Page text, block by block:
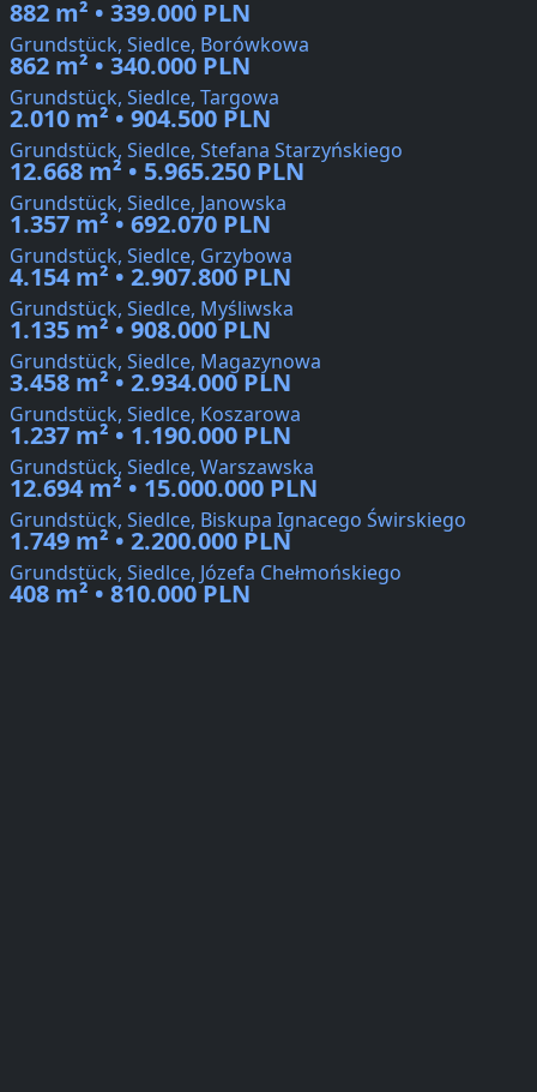
882 m² • 339.000 PLN
Grundstück, Siedlce, Borówkowa
862 m² • 340.000 PLN
Grundstück, Siedlce, Targowa
2.010 m² • 904.500 PLN
Grundstück, Siedlce, Stefana Starzyńskiego
12.668 m² • 5.965.250 PLN
Grundstück, Siedlce, Janowska
1.357 m² • 692.070 PLN
Grundstück, Siedlce, Grzybowa
4.154 m² • 2.907.800 PLN
Grundstück, Siedlce, Myśliwska
1.135 m² • 908.000 PLN
Grundstück, Siedlce, Magazynowa
3.458 m² • 2.934.000 PLN
Grundstück, Siedlce, Koszarowa
1.237 m² • 1.190.000 PLN
Grundstück, Siedlce, Warszawska
12.694 m² • 15.000.000 PLN
Grundstück, Siedlce, Biskupa Ignacego Świrskiego
1.749 m² • 2.200.000 PLN
Grundstück, Siedlce, Józefa Chełmońskiego
408 m² • 810.000 PLN